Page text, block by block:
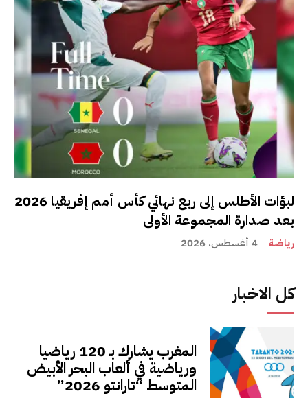
لبؤات الأطلس إلى ربع نهائي كأس أمم إفريقيا 2026
بعد صدارة المجموعة الأولى
رياضة 4 أغسطس، 2026
كل الاخبار
المغرب يشارك بـ 120 رياضيا
ورياضية في ألعاب البحر الأبيض
المتوسط “تارانتو 2026”